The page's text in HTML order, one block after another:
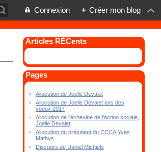
Connexion + Créer mon blog
Articles RÉCents
Pages
Allocution de Joelle Devalet
Allocution de Joelle Devalet lors des
voeux 2017
Allocution de l'échevine de l'action sociale,
Joelle Devalet
Allocution du président du CCCA,Yves
Mathys
Discours de Daniel Michiels